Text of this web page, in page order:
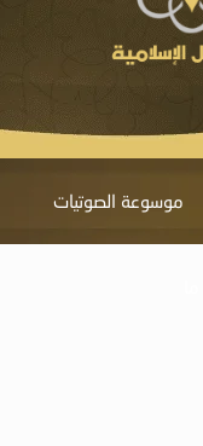
موسوعة الصوتيات